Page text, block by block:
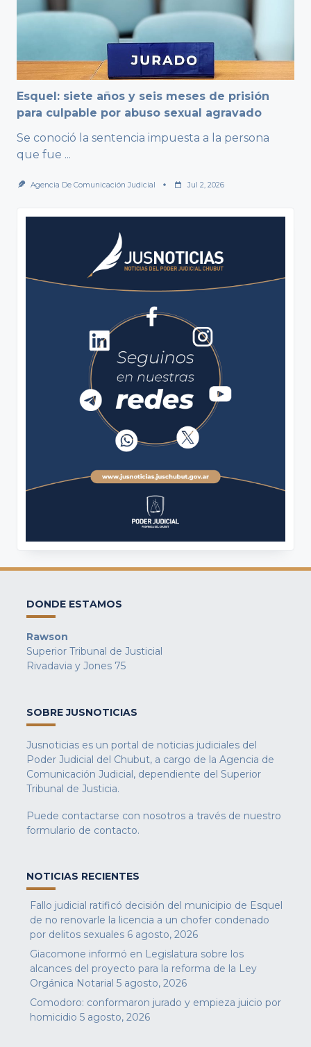
Esquel: siete años y seis meses de prisión
para culpable por abuso sexual agravado
Se conoció la sentencia impuesta a la persona
que fue ...
Agencia De Comunicación Judicial Jul 2, 2026
DONDE ESTAMOS
Rawson
Superior Tribunal de Justicial
Rivadavia y Jones 75
SOBRE JUSNOTICIAS
Jusnoticias es un portal de noticias judiciales del
Poder Judicial del Chubut, a cargo de la Agencia de
Comunicación Judicial, dependiente del Superior
Tribunal de Justicia.
Puede contactarse con nosotros a través de nuestro
formulario de contacto.
NOTICIAS RECIENTES
Fallo judicial ratificó decisión del municipio de Esquel
de no renovarle la licencia a un chofer condenado
por delitos sexuales 6 agosto, 2026
Giacomone informó en Legislatura sobre los
alcances del proyecto para la reforma de la Ley
Orgánica Notarial 5 agosto, 2026
Comodoro: conformaron jurado y empieza juicio por
homicidio 5 agosto, 2026